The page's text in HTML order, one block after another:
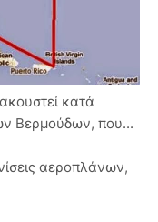
κατά
Βερμούδων, που...
αεροπλάνων,